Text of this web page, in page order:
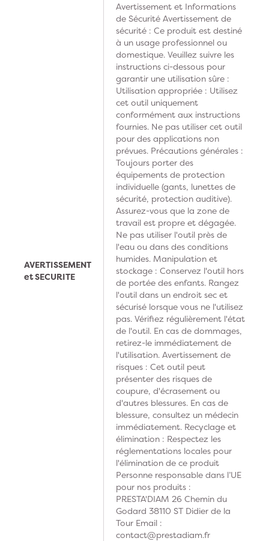
AVERTISSEMENT
et SECURITE
Avertissement et Informations
de Sécurité Avertissement de
sécurité : Ce produit est destiné
à un usage professionnel ou
domestique. Veuillez suivre les
instructions ci-dessous pour
garantir une utilisation sûre :
Utilisation appropriée : Utilisez
cet outil uniquement
conformément aux instructions
fournies. Ne pas utiliser cet outil
pour des applications non
prévues. Précautions générales :
Toujours porter des
équipements de protection
individuelle (gants, lunettes de
sécurité, protection auditive).
Assurez-vous que la zone de
travail est propre et dégagée.
Ne pas utiliser l'outil près de
l'eau ou dans des conditions
humides. Manipulation et
stockage : Conservez l'outil hors
de portée des enfants. Rangez
l'outil dans un endroit sec et
sécurisé lorsque vous ne l'utilisez
pas. Vérifiez régulièrement l'état
de l'outil. En cas de dommages,
retirez-le immédiatement de
l'utilisation. Avertissement de
risques : Cet outil peut
présenter des risques de
coupure, d'écrasement ou
d'autres blessures. En cas de
blessure, consultez un médecin
immédiatement. Recyclage et
élimination : Respectez les
réglementations locales pour
l'élimination de ce produit
Personne responsable dans l’UE
pour nos produits :
PRESTA'DIAM 26 Chemin du
Godard 38110 ST Didier de la
Tour Email :
contact@prestadiam.fr